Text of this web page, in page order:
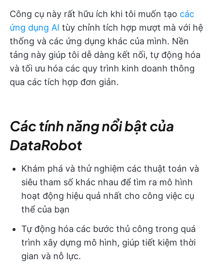
Công cụ này rất hữu ích khi tôi muốn tạo các
ứng dụng AI tùy chỉnh tích hợp mượt mà với hệ
thống và các ứng dụng khác của mình. Nền
tảng này giúp tôi dễ dàng kết nối, tự động hóa
và tối ưu hóa các quy trình kinh doanh thông
qua các tích hợp đơn giản.
Các tính năng nổi bật của
DataRobot
Khám phá và thử nghiệm các thuật toán và
siêu tham số khác nhau để tìm ra mô hình
hoạt động hiệu quả nhất cho công việc cụ
thể của bạn
Tự động hóa các bước thủ công trong quá
trình xây dựng mô hình, giúp tiết kiệm thời
gian và nỗ lực.